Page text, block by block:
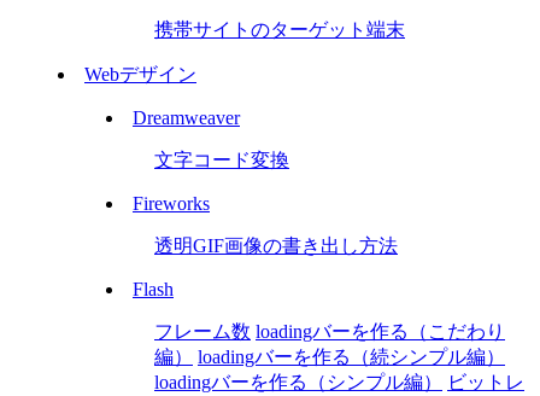
携帯サイトのターゲット端末
Webデザイン
Dreamweaver
文字コード変換
Fireworks
透明GIF画像の書き出し方法
Flash
フレーム数 loadingバーを作る（こだわり
編）
loadingバーを作る（続シンプル編）
loadingバーを作る（シンプル編）
ビットレ